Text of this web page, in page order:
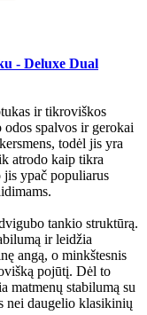
- Deluxe Dual
ir tikroviškos
spalvos ir gerokai
todėl jis yra
atrodo kaip tikra
ypač populiarus
tankio struktūrą.
ir leidžia
angą, o minkštesnis
pojūtį. Dėl to
matmenų stabilumą su
nei daugelio klasikinių